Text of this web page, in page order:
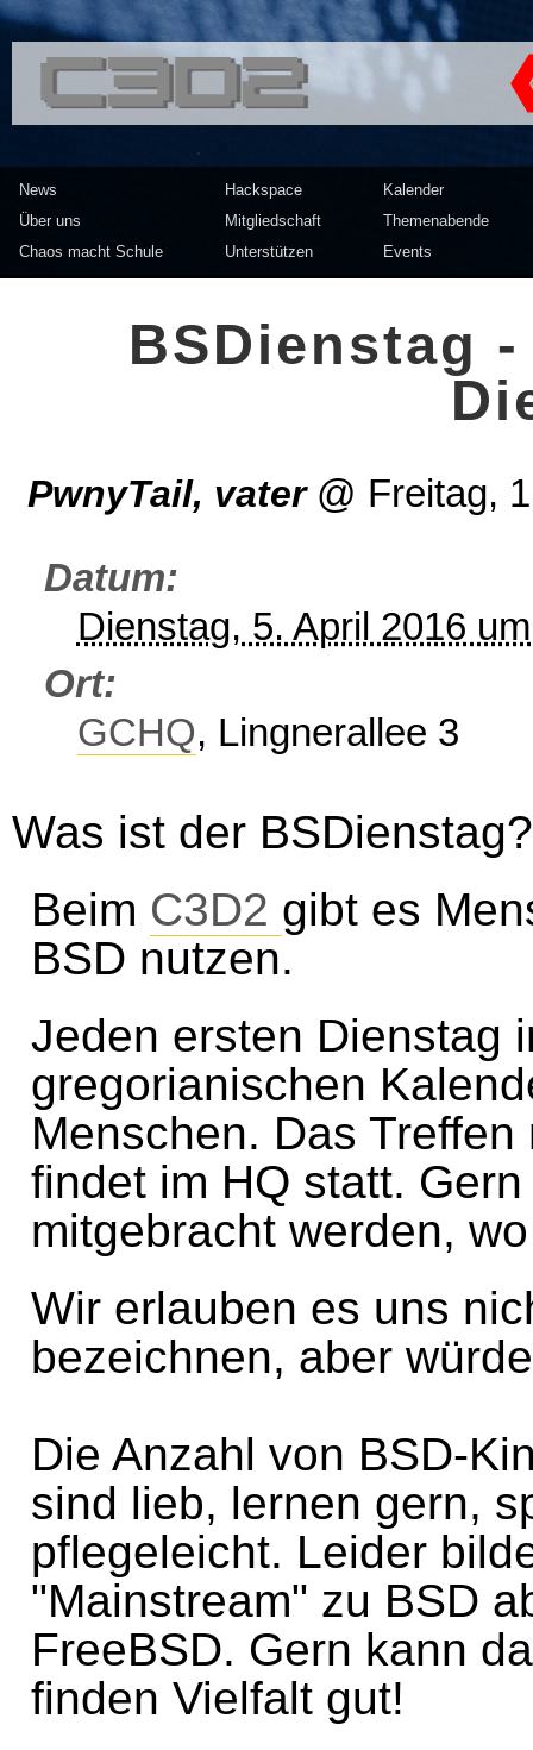
<<</>> Chaos Computer
News
Über uns
Chaos macht Schule
Hackspace
Mitgliedschaft
Unterstützen
Kalender
Themenabende
Events
BSDienstag
PwnyTail, vater@ Freitag,
Datum
Dienstag, 5. April 2016
Ort
GCHQ, Lingnerallee 3
Was ist der BSDienstag?
Beim C3D2 gibt es
BSD nutzen.
Jeden ersten Dienstag
gregorianischen
Menschen. Das
findet im HQ statt.
mitgebracht werden,
Wir erlauben es uns
bezeichnen, aber
Die Anzahl von BSD-
sind lieb, lernen gern,
pflegeleicht. Leider
"Mainstream" zu BSD
FreeBSD. Gern kann
finden Vielfalt gut!